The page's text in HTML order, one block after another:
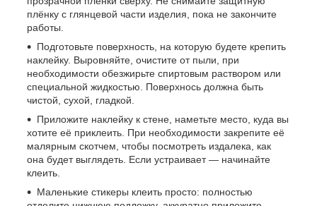
плёнку с глянцевой части изделия, пока не закончите
работы.
Подготовьте поверхность, на которую будете крепить
наклейку. Выровняйте, очистите от пыли, при
необходимости обезжирьте спиртовым раствором или
специальной жидкостью. Поверхнось должна быть
чистой, сухой, гладкой.
Приложите наклейку к стене, наметьте место, куда вы
хотите её приклеить. При необходимости закрепите её
малярным скотчем, чтобы посмотреть издалека, как
она будет выглядеть. Если устраивает — начинайте
клеить.
Маленькие стикеры клеить просто: полностью